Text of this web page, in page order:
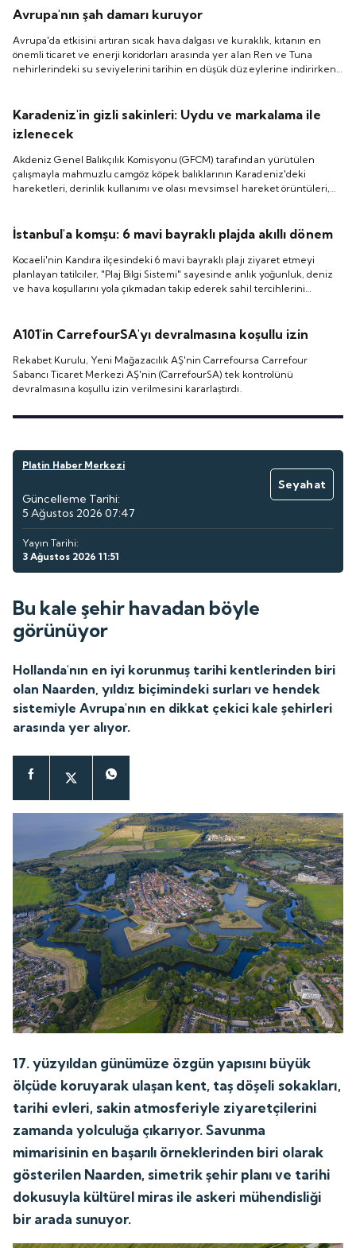
Avrupa'nın şah damarı kuruyor
Avrupa'da etkisini artıran sıcak hava dalgası ve kuraklık, kıtanın en
önemli ticaret ve enerji koridorları arasında yer alan Ren ve Tuna
nehirlerindeki su seviyelerini tarihin en düşük düzeylerine indirirken
oluşturuyor.
Karadeniz'in gizli sakinleri: Uydu ve markalama ile
izlenecek
Akdeniz Genel Balıkçılık Komisyonu (GFCM) tarafından yürütülen
çalışmayla mahmuzlu camgöz köpek balıklarının Karadeniz'deki
hareketleri, derinlik kullanımı ve olası mevsimsel hareket örüntüleri,
sağlayacak.
İstanbul'a komşu: 6 mavi bayraklı plajda akıllı dönem
Kocaeli'nin Kandıra ilçesindeki 6 mavi bayraklı plajı ziyaret etmeyi
planlayan tatilciler, "Plaj Bilgi Sistemi" sayesinde anlık yoğunluk, deniz
ve hava koşullarını yola çıkmadan takip ederek sahil tercihlerini
A101'in CarrefourSA'yı devralmasına koşullu izin
Rekabet Kurulu, Yeni Mağazacılık AŞ'nin Carrefoursa Carrefour
Sabancı Ticaret Merkezi AŞ'nin (CarrefourSA) tek kontrolünü
devralmasına koşullu izin verilmesini kararlaştırdı.
Platin Haber Merkezi
Seyahat
Güncelleme Tarihi:
5 Ağustos 2026 07:47
Yayın Tarihi:
3 Ağustos 2026 11:51
Bu kale şehir havadan böyle
görünüyor
Hollanda'nın en iyi korunmuş tarihi kentlerinden biri
olan Naarden, yıldız biçimindeki surları ve hendek
sistemiyle Avrupa'nın en dikkat çekici kale şehirleri
arasında yer alıyor.
17. yüzyıldan günümüze özgün yapısını büyük
ölçüde koruyarak ulaşan kent, taş döşeli sokakları,
tarihi evleri, sakin atmosferiyle ziyaretçilerini
zamanda yolculuğa çıkarıyor. Savunma
mimarisinin en başarılı örneklerinden biri olarak
gösterilen Naarden, simetrik şehir planı ve tarihi
dokusuyla kültürel miras ile askeri mühendisliği
bir arada sunuyor.